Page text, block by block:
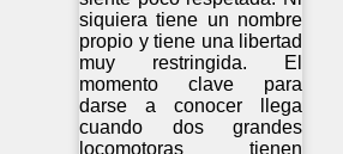
siquiera tiene un nombre
propio y tiene una libertad
muy restringida. El
momento clave para
darse a conocer llega
cuando dos grandes
locomotoras tienen